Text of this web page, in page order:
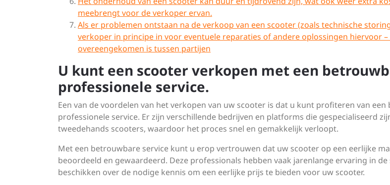
meebrengt voor de verkoper ervan.
Als er problemen ontstaan na de verkoop van een scooter (zoals technische
verkoper in principe in voor eventuele reparaties of andere oplossingen hiervoor
overeengekomen is tussen partijen
U kunt een scooter verkopen met een
professionele service.
Een van de voordelen van het verkopen van uw scooter is dat u kunt profiteren van
professionele service. Er zijn verschillende bedrijven en platforms die gespecialiseerd
tweedehands scooters, waardoor het proces snel en gemakkelijk verloopt.
Met een betrouwbare service kunt u erop vertrouwen dat uw scooter op een eerlijke
beoordeeld en gewaardeerd. Deze professionals hebben vaak jarenlange ervaring in
beschikken over de nodige kennis om een eerlijke prijs te bieden voor uw scooter.